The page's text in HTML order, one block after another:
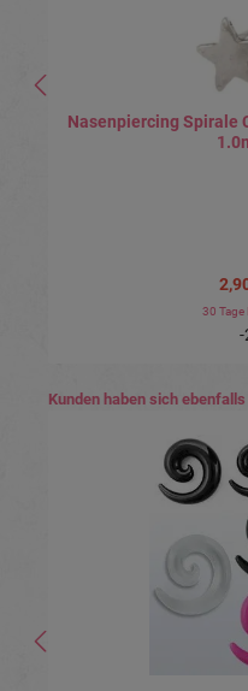
Nasenpiercing Spirale
30 Tage
-
Produktgalerie überspringen
Kunden haben sich